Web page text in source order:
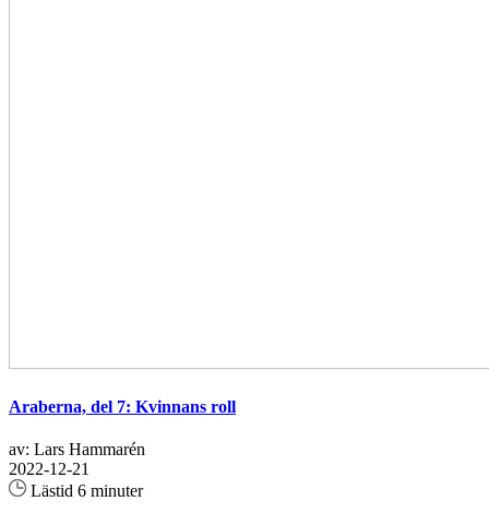
Araberna, del 7: Kvinnans roll
av: Lars Hammarén
2022-12-21
Lästid 6 minuter